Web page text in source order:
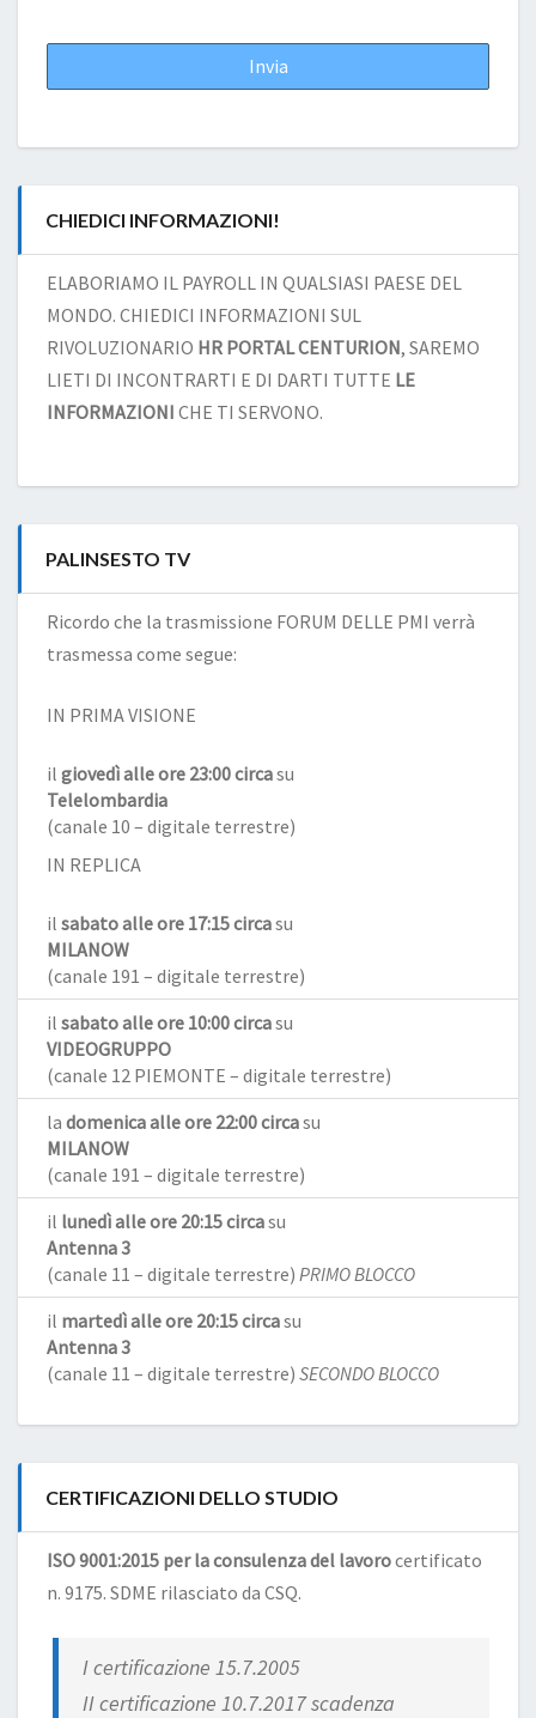
CHIEDICI INFORMAZIONI!
ELABORIAMO IL PAYROLL IN QUALSIASI PAESE DEL
MONDO. CHIEDICI INFORMAZIONI SUL
RIVOLUZIONARIO HR PORTAL CENTURION, SAREMO
LIETI DI INCONTRARTI E DI DARTI TUTTE LE
INFORMAZIONI CHE TI SERVONO.
PALINSESTO TV
Ricordo che la trasmissione FORUM DELLE PMI verrà
trasmessa come segue:
IN PRIMA VISIONE
il giovedì alle ore 23:00 circasu
Telelombardia
(canale 10 – digitale terrestre)
IN REPLICA
il sabato alle ore 17:15 circasu
MILANOW
(canale 191 – digitale terrestre)
il sabato alle ore 10:00 circasu
VIDEOGRUPPO
(canale 12 PIEMONTE – digitale terrestre)
la domenica alle ore 22:00 circasu
MILANOW
(canale 191 – digitale terrestre)
il lunedì alle ore 20:15 circasu
Antenna 3
(canale 11 – digitale terrestre) PRIMO BLOCCO
il martedì alle ore 20:15 circasu
Antenna 3
(canale 11 – digitale terrestre) SECONDO BLOCCO
CERTIFICAZIONI DELLO STUDIO
ISO 9001:2015 per la consulenza del lavorocertificato
n. 9175. SDME rilasciato da CSQ.
I certificazione 15.7.2005
II certificazione 10.7.2017 scadenza